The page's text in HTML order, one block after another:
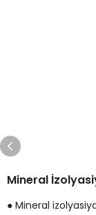
Mineral
● Mineral